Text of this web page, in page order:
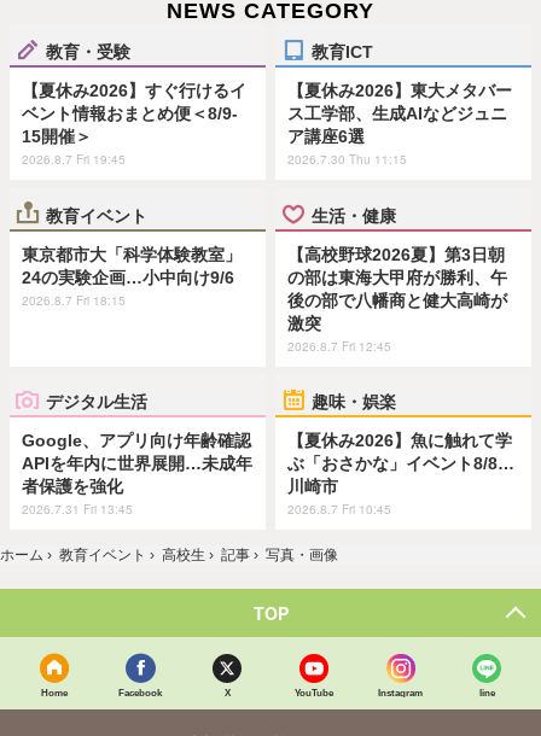
NEWS CATEGORY
教育・受験
【夏休み2026】すぐ行けるイ
ベント情報おまとめ便＜8/9-
15開催＞
2026.8.7 Fri 19:45
教育ICT
【夏休み2026】東大メタバー
ス工学部、生成AIなどジュニ
ア講座6選
2026.7.30 Thu 11:15
教育イベント
東京都市大「科学体験教室」
24の実験企画…小中向け9/6
2026.8.7 Fri 18:15
生活・健康
【高校野球2026夏】第3日朝
の部は東海大甲府が勝利、午
後の部で八幡商と健大高崎が
激突
2026.8.7 Fri 12:45
デジタル生活
Google、アプリ向け年齢確認
APIを年内に世界展開…未成年
者保護を強化
2026.7.31 Fri 13:45
趣味・娯楽
【夏休み2026】魚に触れて学
ぶ「おさかな」イベント8/8…
川崎市
2026.8.7 Fri 10:45
ホーム › 教育イベント › 高校生 › 記事 › 写真・画像
TOP
Home Facebook X YouTube Instagram line